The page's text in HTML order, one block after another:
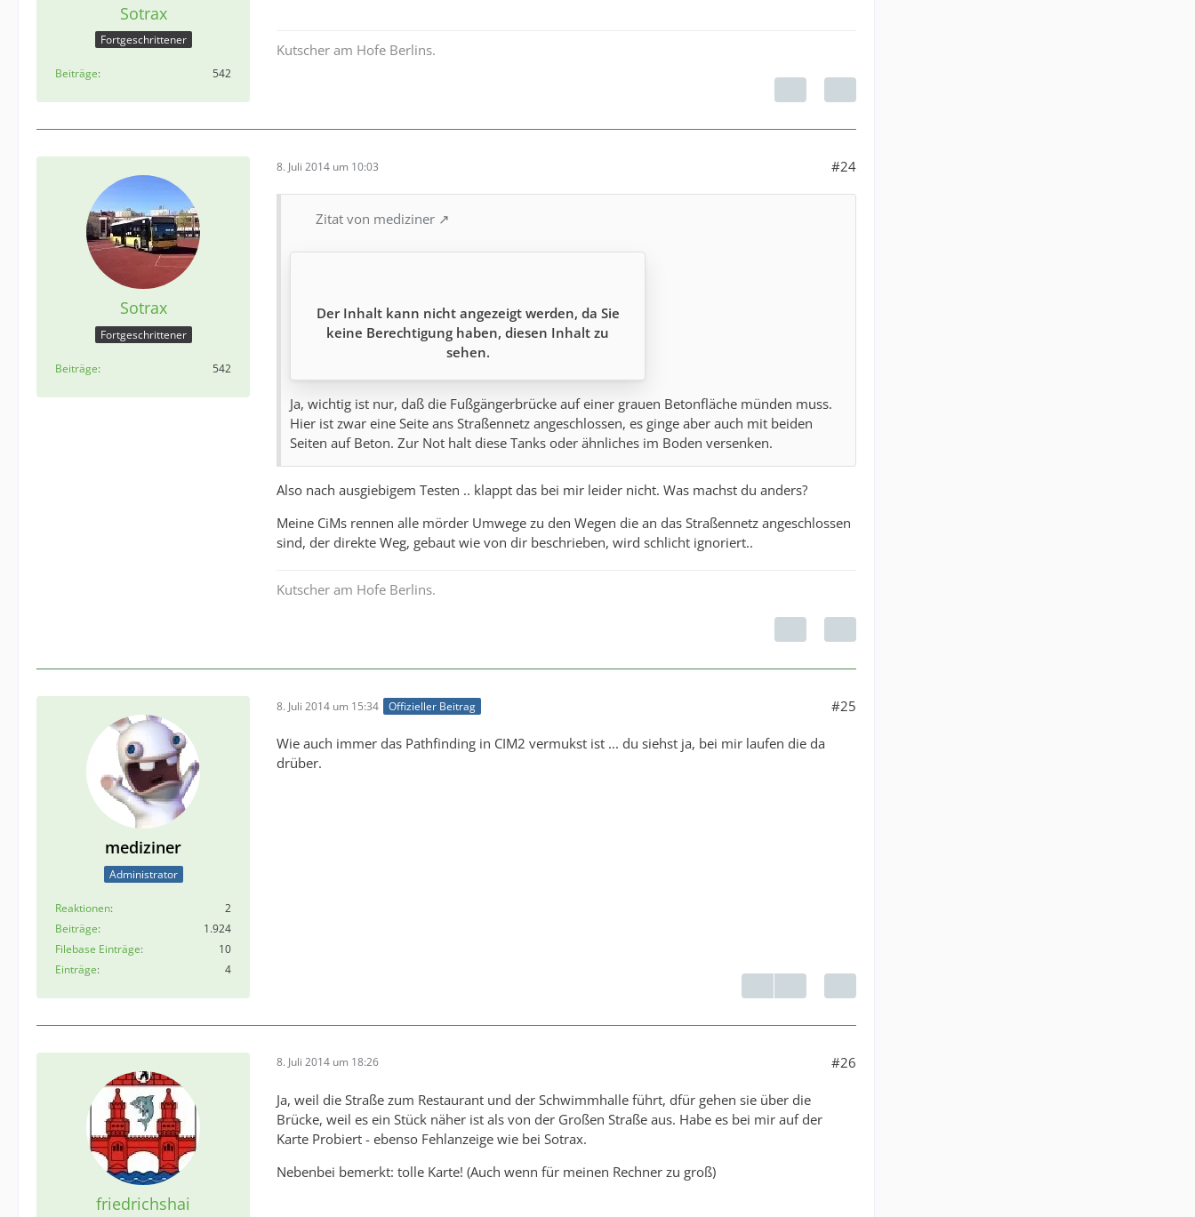
Sotrax
Fortgeschrittener
Beiträge 542
Kutscher am Hofe Berlins.
Sotrax
Fortgeschrittener
Beiträge 542
8. Juli 2014 um 10:03 #24
Zitat von mediziner
Der Inhalt kann nicht angezeigt werden, da Sie
keine Berechtigung haben, diesen Inhalt zu
sehen.
Ja, wichtig ist nur, daß die Fußgängerbrücke auf einer grauen Betonfläche münden muss.
Hier ist zwar eine Seite ans Straßennetz angeschlossen, es ginge aber auch mit beiden
Seiten auf Beton. Zur Not halt diese Tanks oder ähnliches im Boden versenken.
Also nach ausgiebigem Testen .. klappt das bei mir leider nicht. Was machst du anders?
Meine CiMs rennen alle mörder Umwege zu den Wegen die an das Straßennetz angeschlossen
sind, der direkte Weg, gebaut wie von dir beschrieben, wird schlicht ignoriert..
Kutscher am Hofe Berlins.
mediziner
Administrator
Reaktionen
2
Beiträge
1.924
Filebase Einträge
10
Einträge
4
8. Juli 2014 um 15:34 Offizieller Beitrag #25
Wie auch immer das Pathfinding in CIM2 vermukst ist ... du siehst ja, bei mir laufen die da
drüber.
friedrichshai
8. Juli 2014 um 18:26 #26
Ja, weil die Straße zum Restaurant und der Schwimmhalle führt, dfür gehen sie über die
Brücke, weil es ein Stück näher ist als von der Großen Straße aus. Habe es bei mir auf der
Karte Probiert - ebenso Fehlanzeige wie bei Sotrax.
Nebenbei bemerkt: tolle Karte! (Auch wenn für meinen Rechner zu groß)